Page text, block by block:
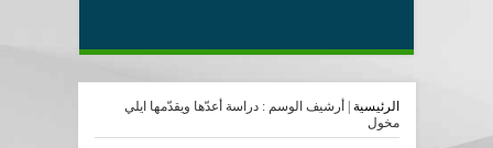
الرئيسية
أرشيف الوسم : دراسة أعدّها ويقدّمها ايلي
مخول